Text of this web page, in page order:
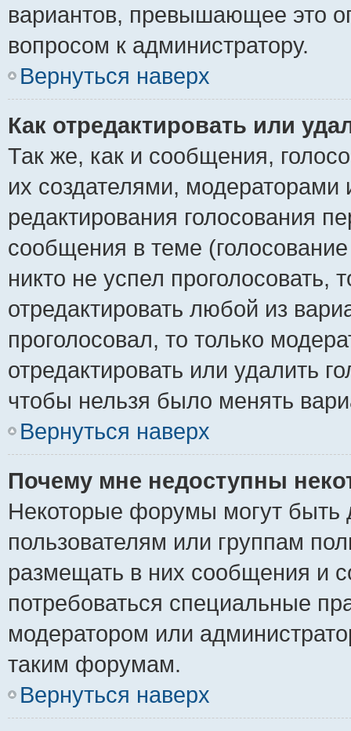
вариантов, превышающее это
вопросом к администратору.
Вернуться наверх
Как отредактировать или
Так же, как и сообщения,
их создателями,
редактирования голосования
сообщения в теме
никто не успел проголосовать,
отредактировать любой из
проголосовал, то только
отредактировать или удалить
чтобы нельзя было менять
Вернуться наверх
Почему мне недоступны
Некоторые форумы могут быть
пользователям или группам
размещать в них сообщения и
потребоваться специальные
модератором или
таким форумам.
Вернуться наверх